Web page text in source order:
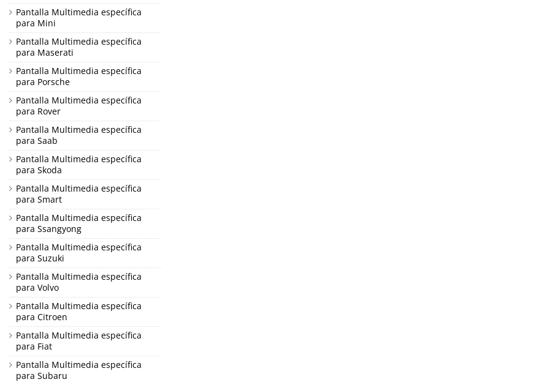
Pantalla Multimedia específica
para Mini
Pantalla Multimedia específica
para Maserati
Pantalla Multimedia específica
para Porsche
Pantalla Multimedia específica
para Rover
Pantalla Multimedia específica
para Saab
Pantalla Multimedia específica
para Skoda
Pantalla Multimedia específica
para Smart
Pantalla Multimedia específica
para Ssangyong
Pantalla Multimedia específica
para Suzuki
Pantalla Multimedia específica
para Volvo
Pantalla Multimedia específica
para Citroen
Pantalla Multimedia específica
para Fiat
Pantalla Multimedia específica
para Subaru